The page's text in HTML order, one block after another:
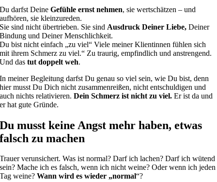
Du darfst DeineGefühle ernst nehmen, sie wertschätzen – und
aufhören, sie kleinzureden.
Sie sind nicht übertrieben. Sie sind Ausdruck Deiner Liebe, Deiner
Bindung und Deiner Menschlichkeit.
Du bist nicht einfach „zu viel“ Viele meiner Klientinnen fühlen sich
mit ihrem Schmerz zu viel.“ Zu traurig, empfindlich und anstrengend.
Und dastut doppelt weh.
In meiner Begleitung darfst Du genau so viel sein, wie Du bist, denn
hier musst Du Dich nicht zusammenreißen, nicht entschuldigen und
auch nichts relativieren.Dein Schmerz ist nicht zu viel. Er ist da und
er hat gute Gründe.
Du musst keine Angst mehr haben, etwas
falsch zu machen
Trauer verunsichert. Was ist normal? Darf ich lachen? Darf ich wütend
sein? Mache ich es falsch, wenn ich nicht weine? Oder wenn ich jeden
Tag weine?Wann wird es wieder „normal“?